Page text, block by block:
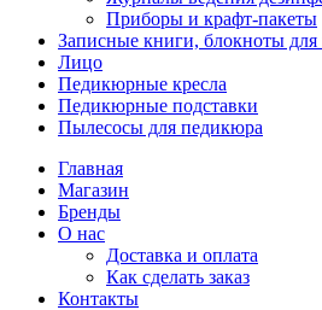
Приборы и крафт-пакеты
Записные книги, блокноты для
Лицо
Педикюрные кресла
Педикюрные подставки
Пылесосы для педикюра
Главная
Магазин
Бренды
О нас
Доставка и оплата
Как сделать заказ
Контакты